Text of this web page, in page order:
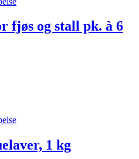
fjøs og stall pk. à 6
1 kg